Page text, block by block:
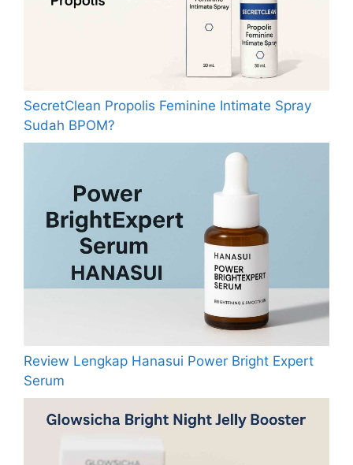
SecretClean Propolis Feminine Intimate Spray
Sudah BPOM?
Review Lengkap Hanasui Power Bright Expert
Serum